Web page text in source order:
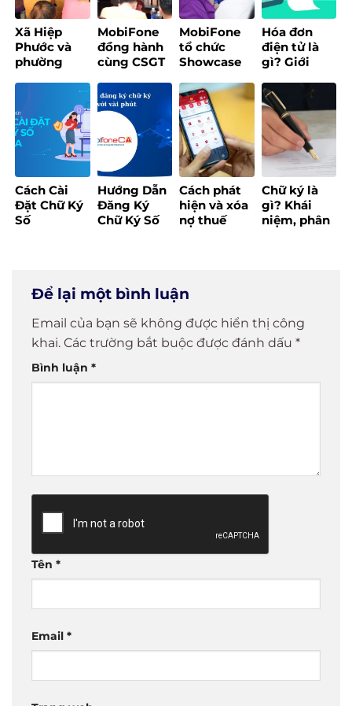
pháp tính
thuế sau
khi xóa bỏ
thuế khoán
từ đầu năm
2026?
đồng/năm
Xã Hiệp
Phước và
phường
chương
trình “Bình
dân học vụ
số dành cho
Tổ công tác
công nghệ
số cộng
đồng”
MobiFone
đồng hành
cùng CSGT
chức tập
huấn
chuyển đổi
số
MobiFone
tổ chức
Showcase
EzBill – Giải
pháp quản
lý bán hàng
“một chạm”
cho hộ kinh
doanh
Hóa đơn
điện tử là
gì? Giới
MobiFone
Invoice
2025
Cách Cài
Đặt Chữ Ký
Số
Hướng Dẫn
Đăng Ký
Chữ Ký Số
Cách phát
hiện và xóa
nợ thuế
Chữ ký là
gì? Khái
niệm, phân
Để lại một bình luận
Email của bạn sẽ không được hiển thị công
khai. Các trường bắt buộc được đánh dấu *
Bình luận *
Tên *
Email *